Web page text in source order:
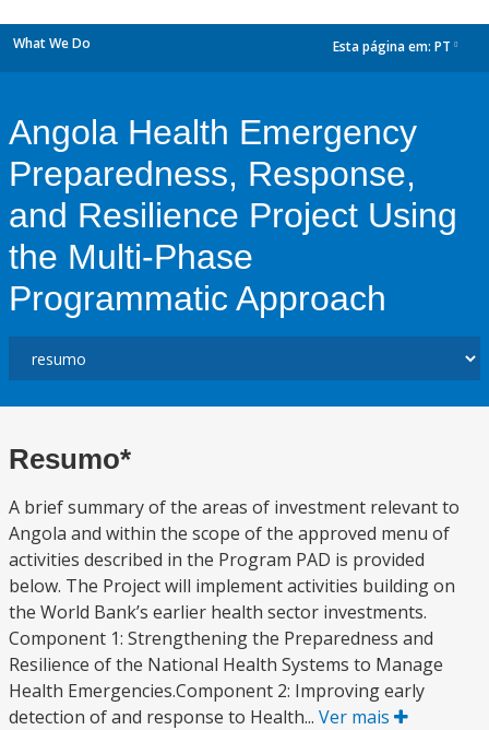
What We Do Esta página em: PT
Angola Health Emergency
Preparedness, Response,
and Resilience Project Using
the Multi-Phase
Programmatic Approach
Resumo*
A brief summary of the areas of investment relevant to
Angola and within the scope of the approved menu of
activities described in the Program PAD is provided
below. The Project will implement activities building on
the World Bank’s earlier health sector investments.
Component 1: Strengthening the Preparedness and
Resilience of the National Health Systems to Manage
Health Emergencies.Component 2: Improving early
detection of and response to Health... Ver mais